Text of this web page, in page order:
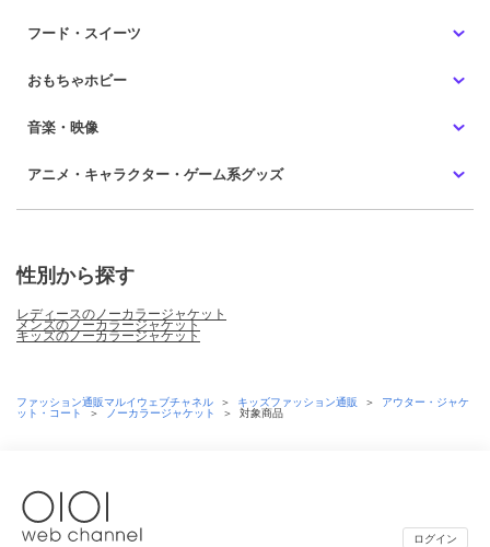
フード・スイーツ
おもちゃホビー
音楽・映像
アニメ・キャラクター・ゲーム系グッズ
性別から探す
レディースのノーカラージャケット
メンズのノーカラージャケット
キッズのノーカラージャケット
ファッション通販マルイウェブチャネル ＞ キッズファッション通販 ＞
アウター・ジャケ
ット・コート
＞ ノーカラージャケット ＞ 対象商品
ログイン